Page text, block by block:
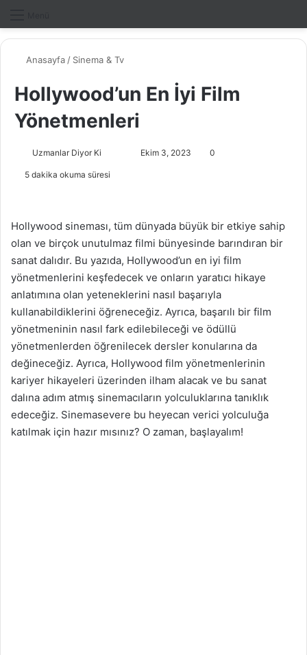
Anasayfa / Sinema & Tv
Hollywood’un En İyi Film
Yönetmenleri
Uzmanlar Diyor Ki
n
X
s
t
a
g
ö
n
d
e
r
m
e
Ekim 3, 2023 0
5 dakika okuma süresi
Hollywood sineması, tüm dünyada büyük bir etkiye sahip
olan ve birçok unutulmaz filmi bünyesinde barındıran bir
sanat dalıdır. Bu yazıda, Hollywood’un en iyi film
yönetmenlerini keşfedecek ve onların yaratıcı hikaye
anlatımına olan yeteneklerini nasıl başarıyla
kullanabildiklerini öğreneceğiz. Ayrıca, başarılı bir film
yönetmeninin nasıl fark edilebileceği ve ödüllü
yönetmenlerden öğrenilecek dersler konularına da
değineceğiz. Ayrıca, Hollywood film yönetmenlerinin
kariyer hikayeleri üzerinden ilham alacak ve bu sanat
dalına adım atmış sinemacıların yolculuklarına tanıklık
edeceğiz. Sinemasevere bu heyecan verici yolculuğa
katılmak için hazır mısınız? O zaman, başlayalım!